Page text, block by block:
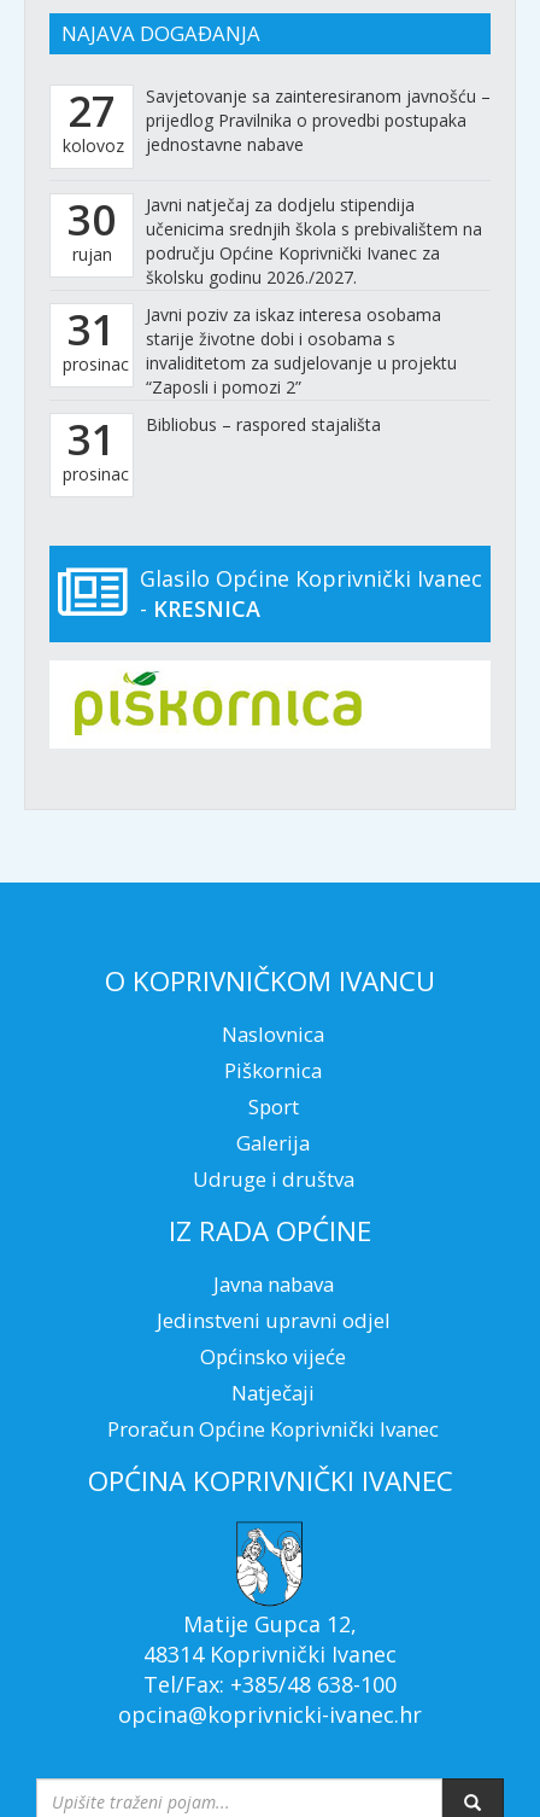
NAJAVA DOGAĐANJA
27
kolovoz
Savjetovanje sa zainteresiranom javnošću –
prijedlog Pravilnika o provedbi postupaka
jednostavne nabave
30
rujan
Javni natječaj za dodjelu stipendija
učenicima srednjih škola s prebivalištem na
području Općine Koprivnički Ivanec za
školsku godinu 2026./2027.
31
prosinac
Javni poziv za iskaz interesa osobama
starije životne dobi i osobama s
invaliditetom za sudjelovanje u projektu
“Zaposli i pomozi 2”
31
prosinac
Bibliobus – raspored stajališta
Glasilo Općine Koprivnički Ivanec
- KRESNICA
O KOPRIVNIČKOM IVANCU
Naslovnica
Piškornica
Sport
Galerija
Udruge i društva
IZ RADA OPĆINE
Javna nabava
Jedinstveni upravni odjel
Općinsko vijeće
Natječaji
Proračun Općine Koprivnički Ivanec
OPĆINA KOPRIVNIČKI IVANEC
Matije Gupca 12,
48314 Koprivnički Ivanec
Tel/Fax: +385/48 638-100
opcina@koprivnicki-ivanec.hr